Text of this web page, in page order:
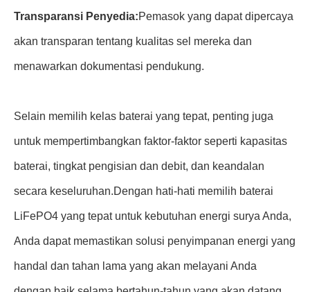
Transparansi Penyedia:Pemasok yang dapat dipercaya
akan transparan tentang kualitas sel mereka dan
menawarkan dokumentasi pendukung.
Selain memilih kelas baterai yang tepat, penting juga
untuk mempertimbangkan faktor-faktor seperti kapasitas
baterai, tingkat pengisian dan debit, dan keandalan
secara keseluruhan.Dengan hati-hati memilih baterai
LiFePO4 yang tepat untuk kebutuhan energi surya Anda,
Anda dapat memastikan solusi penyimpanan energi yang
handal dan tahan lama yang akan melayani Anda